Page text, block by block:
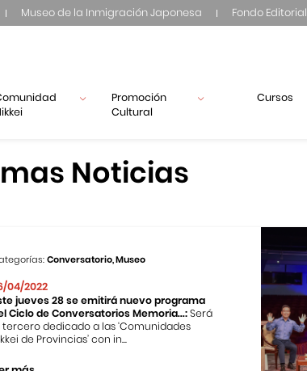
Museo de la Inmigración Japonesa Fondo Editorial
Promoción
Cultural
Cursos
Noticias
Conversatorio, Museo
04/2022
jueves 28 se emitirá nuevo programa
Ciclo de Conversatorios Memoria...:Será
tercero dedicado a las ‘Comunidades
de Provincias’ con in...